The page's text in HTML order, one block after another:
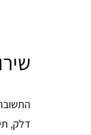
דלק,